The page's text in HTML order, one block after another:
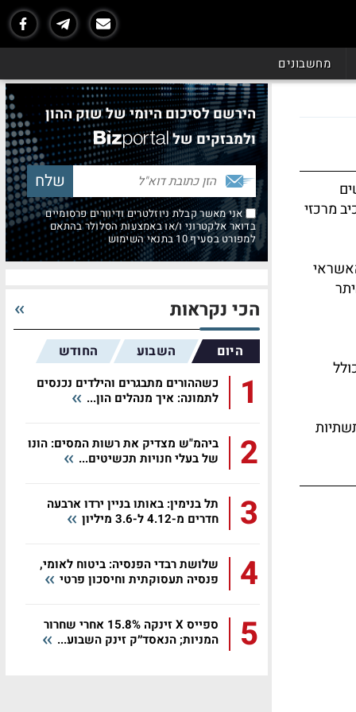
מחשבונים
מרכזי
הירשם לסיכום היומי של שוק ההון
ולמבזקים של
אני מאשר קבלת ניוזלטרים ודיוורים פרסומיים
בדואר אלקטרוני ו/או באמצעות הסלולר בהתאם
למפורט בסעיף 10 בתנאי השימוש
הכי נקראות
היום השבוע החודש
1
כשההורים מתבגרים והילדים נכנסים
לתמונה: איך מנהלים הון...
2
ביהמ"ש מצדיק את רשות המסים: הונו
של בעלי חנויות תכשיטים...
3
תל בנימין: באותו בניין ירדו ארבעה
חדרים מ-4.12 ל-3.6 מיליון
4
שלושת רבדי הפנסיה: ביטוח לאומי,
פנסיה תעסוקתית וחיסכון פרטי
5
ספייס X זינקה 15.8% אחרי שחרור
המניות; הנאסד״ק זינק השבוע...